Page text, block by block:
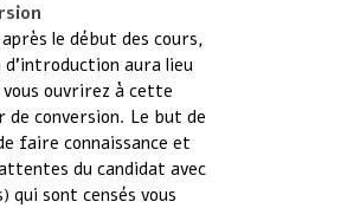
le début des cours,
aura lieu
ouvrirez à cette
de conversion. Le but de
faire connaissance et
du candidat avec
qui sont censés vous